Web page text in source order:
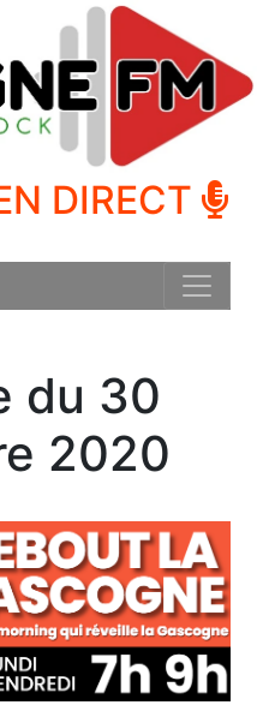
DIRECT
du 30
2020